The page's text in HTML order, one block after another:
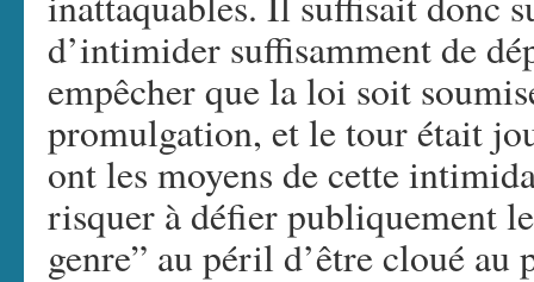
d’intimider suffisamment de
empêcher que la loi soit
promulgation, et le tour était
ont les moyens de cette
risquer à défier publiquement
genre” au péril d’être cloué